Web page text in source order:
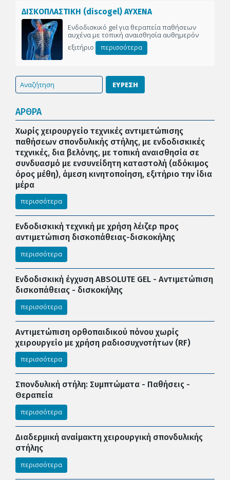
ΔΙΣΚΟΠΛΑΣΤΙΚΗ (discogel) ΑΥΧΕΝΑ
Ενδοδισκικό gel για θεραπεία παθήσεων
αυχένα με τοπική αναισθησία αυθημερόν
εξιτήριο
περισσότερα
ΕΥΡΕΣΗ
ΑΡΘΡΑ
Χωρίς χειρουργείο τεχνικές αντιμετώπισης
παθήσεων σπονδυλικής στήλης, με ενδοδισκικές
τεχνικές, δια βελόνης, με τοπική αναισθησία σε
συνδυασμό με ενσυνείδητη καταστολή (αδόκιμος
όρος μέθη), άμεση κινητοποίηση, εξιτήριο την ίδια
μέρα
περισσότερα
Ενδοδισκική τεχνική με χρήση λέιζερ προς
αντιμετώπιση δισκοπάθειας-δισκοκήλης
περισσότερα
Ενδοδισκική έγχυση ABSOLUTE GEL - Αντιμετώπιση
δισκοπάθειας - δισκοκήλης
περισσότερα
Αντιμετώπιση ορθοπαιδικού πόνου χωρίς
χειρουργείο με χρήση ραδιοσυχνοτήτων (RF)
περισσότερα
Σπονδυλική στήλη: Συμπτώματα - Παθήσεις -
Θεραπεία
περισσότερα
Διαδερμική αναίμακτη χειρουργική σπονδυλικής
στήλης
περισσότερα